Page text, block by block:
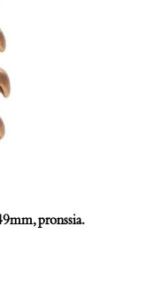
pronssia.